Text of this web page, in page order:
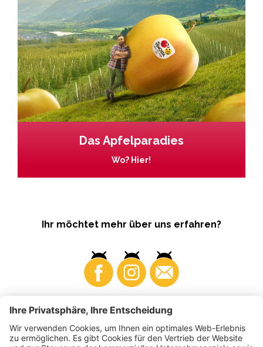
Das Apfelparadies
Wo? Hier!
Ihr möchtet mehr über uns erfahren?
Business Produzenten